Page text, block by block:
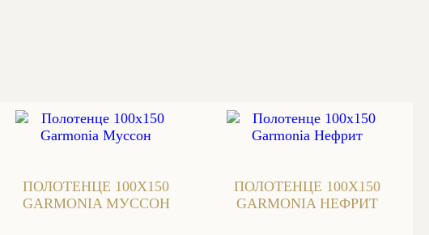
ПОЛОТЕНЦЕ 100Х150
GARMONIA МУССОН
ПОЛОТЕНЦЕ 100Х150
GARMONIA НЕФРИТ